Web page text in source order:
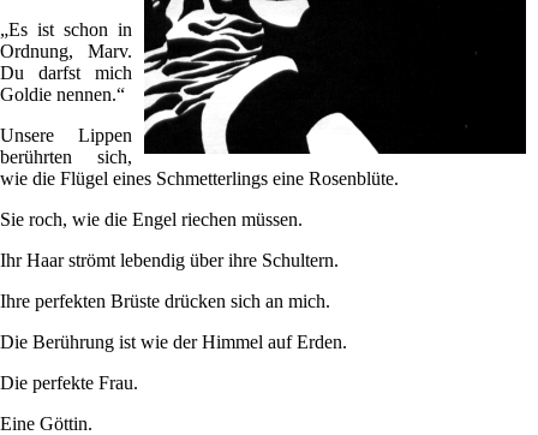
„Es ist schon in
Ordnung, Marv.
Du darfst mich
Goldie nennen.“
Unsere Lippen
berührten sich,
wie die Flügel eines Schmetterlings eine Rosenblüte.
Sie roch, wie die Engel riechen müssen.
Ihr Haar strömt lebendig über ihre Schultern.
Ihre perfekten Brüste drücken sich an mich.
Die Berührung ist wie der Himmel auf Erden.
Die perfekte Frau.
Eine Göttin.